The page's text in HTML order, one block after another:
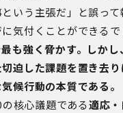
いう主張だ」と誤っ
気付くことができるで
も強く脅かす。しかし
迫した課題を置き去
候行動の本質である。
の核心議題である適応